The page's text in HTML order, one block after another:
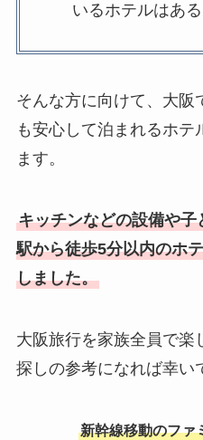
いるホテルはある
そんな方に向けて、大阪
も安心して泊まれるホテ
ます。
キッチンなどの設備や
駅から徒歩5分以内のホ
しました。
大阪旅行を家族全員で楽
探しの参考になれば幸い
新幹線移動のファ